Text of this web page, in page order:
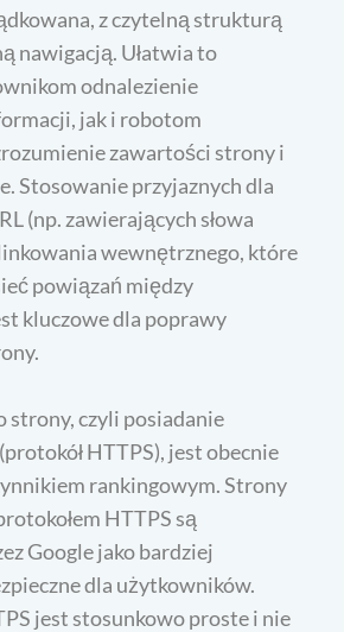
z czytelną strukturą
nawigacją. Ułatwia to
odnalezienie
jak i robotom
zawartości strony i
Stosowanie przyjaznych dla
(np. zawierających słowa
wewnętrznego, które
powiązań między
kluczowe dla poprawy
strony, czyli posiadanie
HTTPS), jest obecnie
rankingowym. Strony
HTTPS są
Google jako bardziej
dla użytkowników.
jest stosunkowo proste i nie